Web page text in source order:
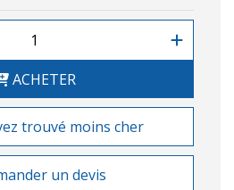
ACHETER
trouvé moins cher
un devis